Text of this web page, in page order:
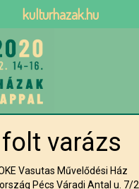
varázs
Vasutas Művelődési Ház
Pécs Váradi Antal u. 7/2.
kulturhazak.hu